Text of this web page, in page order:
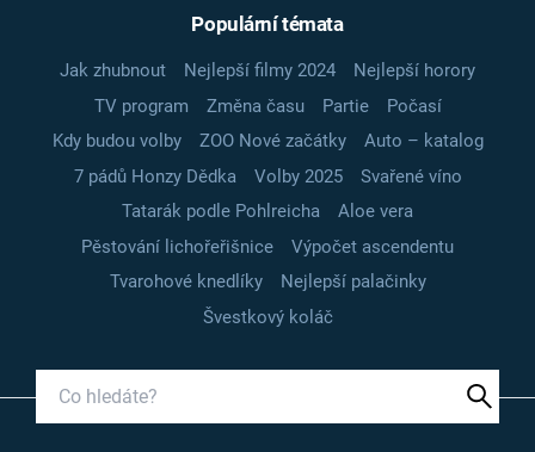
Populární témata
Jak zhubnout Nejlepší filmy 2024
Nejlepší horory
TV program
Změna času Partie
Počasí
Kdy budou volby
ZOO Nové začátky
Auto – katalog
7 pádů Honzy Dědka
Volby 2025
Svařené víno
Tatarák podle Pohlreicha
Aloe vera
Pěstování lichořeřišnice
Výpočet ascendentu
Tvarohové knedlíky
Nejlepší palačinky
Švestkový koláč